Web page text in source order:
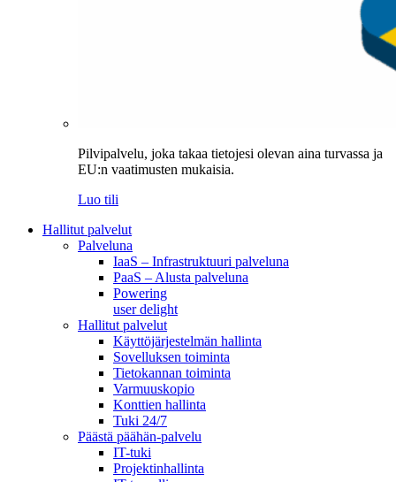
Pilvipalvelu, joka takaa tietojesi olevan aina turvassa ja
EU:n vaatimusten mukaisia.
Luo tili
Hallitut palvelut
Palveluna
IaaS – Infrastruktuuri palveluna
PaaS – Alusta palveluna
Powering
user delight
Hallitut palvelut
Käyttöjärjestelmän hallinta
Sovelluksen toiminta
Tietokannan toiminta
Varmuuskopio
Konttien hallinta
Tuki 24/7
Päästä päähän-palvelu
IT-tuki
Projektinhallinta